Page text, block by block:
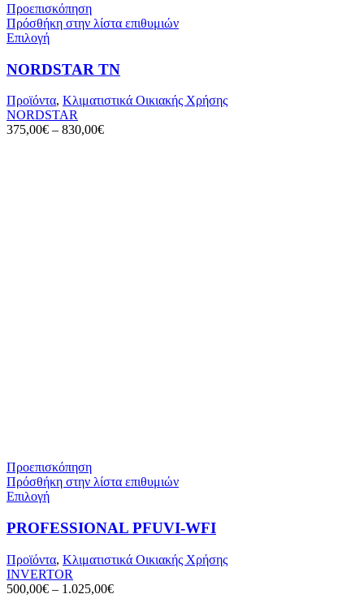
Προεπισκόπηση
Πρόσθήκη στην λίστα επιθυμιών
ΕπιλογήΑυτό
προϊόν
έχει
πολλαπλές
παραλλαγές.
Οι
επιλογές
NORDSTAR ΤΝ
Προϊόντα, Κλιματιστικά Οικιακής Χρήσης
NORDSTAR
375,00€ – 830,00€
Προεπισκόπηση
Πρόσθήκη στην λίστα επιθυμιών
ΕπιλογήΑυτό
προϊόν
έχει
πολλαπλές
παραλλαγές.
Οι
επιλογές
PROFESSIONAL PFUVI-WFI
Προϊόντα, Κλιματιστικά Οικιακής Χρήσης
INVERTOR
500,00€ – 1.025,00€